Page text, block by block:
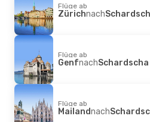
Flüge ab
Zürichnach
Flüge ab
GenfnachSchardscha
Flüge ab
Mailandnach